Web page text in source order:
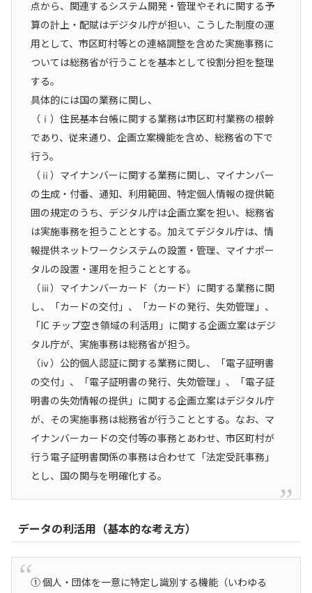
点から、関連するシステム開発・管理やそれに関する予
算の計上・配賦はデジタル庁が担い、こうした制度の運
用として、市区町村等との連絡調整を含めた実施事務に
ついては総務省が行うことを基本として役割分担を整理
する。
具体的には国の業務に関し、
（ⅰ）住民基本台帳に関する業務は市区町村業務の根幹
であり、従来通り、企画立案機能を含め、総務省の下で
行う。
（ⅱ）マイナンバーに関する業務に関し、マイナンバー
の生成・付番、通知、利用範囲、特定個人情報の提供範
囲の規定のうち、デジタル庁は企画立案を担い、総務省
は実施事務を担うこととする。加えてデジタル庁は、情
報提供ネットワークシステムの設置・管理、マイナポー
タルの設置・運用を担うこととする。
（ⅲ）マイナンバーカード（カード）に関する業務に関
し、「カードの交付」、「カードの発行、失効管理」、
「IC チップ空き領域の利活用」に関する企画立案はデジ
タル庁が、実施事務は総務省が担う。
（ⅳ）公的個人認証に関する業務に関し、「電子証明書
の交付」、「電子証明書の発行、失効管理」、「電子証
明書の失効情報の提供」に関する企画立案はデジタル庁
が、その実施事務は総務省が行うこととする。なお、マ
イナンバーカードの交付等の事務とあわせ、市区町村が
行う電子証明書関係の事務は合わせて「法定受託事務」
とし、国の関与を明確化する。
データの利活用（基本的な考え方）
① 個人・団体を一意に特定し識別する機能（いわゆる